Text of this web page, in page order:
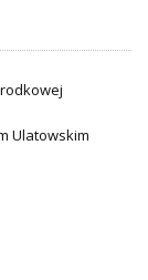
Ulatowskim